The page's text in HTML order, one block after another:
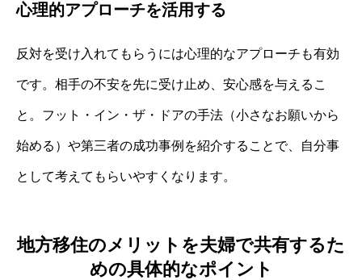
心理的アプローチを活用する
反対を受け入れてもらうには心理的なアプローチも有効
です。相手の不安を先に受け止め、安心感を与えるこ
と。フット・イン・ザ・ドアの手法（小さなお願いから
始める）や第三者の成功事例を紹介することで、自分事
として考えてもらいやすくなります。
地方移住のメリットを夫婦で共有するた
めの具体的なポイント